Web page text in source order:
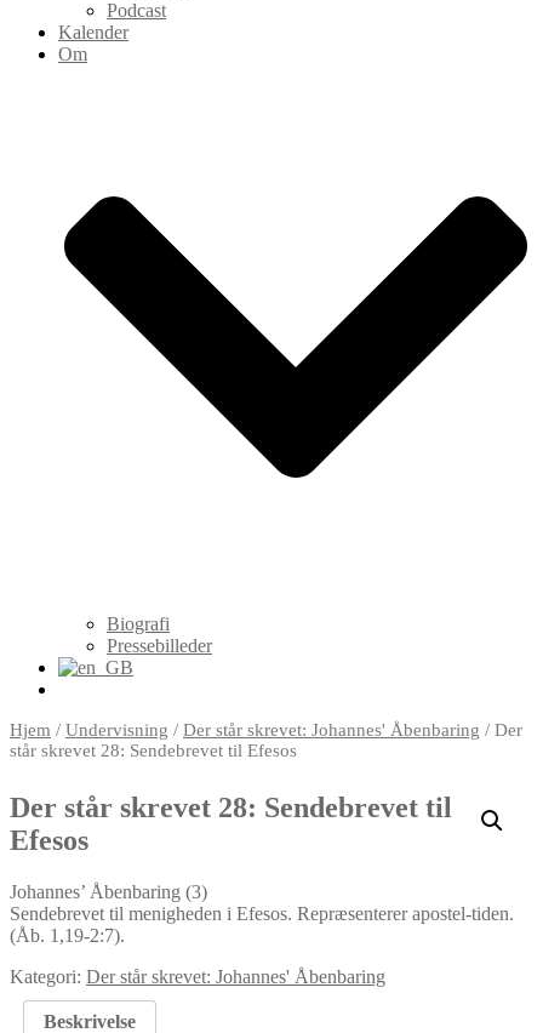
Podcast
Kalender
Om
Biografi
Pressebilleder
Hjem / Undervisning / Der står skrevet: Johannes' Åbenbaring / Der
står skrevet 28: Sendebrevet til Efesos
Der står skrevet 28: Sendebrevet til
Efesos
Johannes’ Åbenbaring (3)
Sendebrevet til menigheden i Efesos. Repræsenterer apostel-tiden.
(Åb. 1,19-2:7).
Kategori: Der står skrevet: Johannes' Åbenbaring
Beskrivelse